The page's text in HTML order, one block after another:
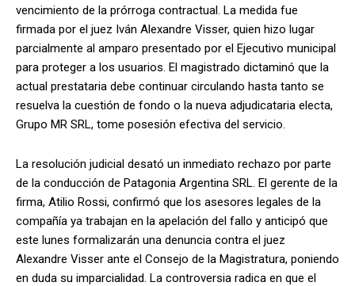
vencimiento de la prórroga contractual. La medida fue
firmada por el juez Iván Alexandre Visser, quien hizo lugar
parcialmente al amparo presentado por el Ejecutivo municipal
para proteger a los usuarios. El magistrado dictaminó que la
actual prestataria debe continuar circulando hasta tanto se
resuelva la cuestión de fondo o la nueva adjudicataria electa,
Grupo MR SRL, tome posesión efectiva del servicio.
La resolución judicial desató un inmediato rechazo por parte
de la conducción de Patagonia Argentina SRL. El gerente de la
firma, Atilio Rossi, confirmó que los asesores legales de la
compañía ya trabajan en la apelación del fallo y anticipó que
este lunes formalizarán una denuncia contra el juez
Alexandre Visser ante el Consejo de la Magistratura, poniendo
en duda su imparcialidad. La controversia radica en que el